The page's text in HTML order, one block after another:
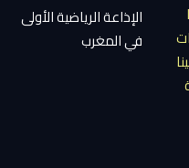
الإذاعة الرياضية الأولى
في المغرب